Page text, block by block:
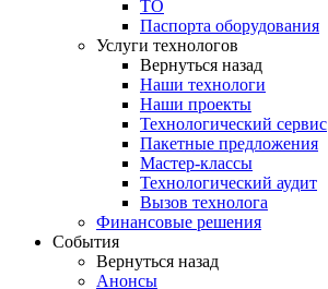
ТО
Паспорта оборудования
Услуги технологов
Вернуться назад
Наши технологи
Наши проекты
Технологический сервис
Пакетные предложения
Мастер-классы
Технологический аудит
Вызов технолога
Финансовые решения
События
Вернуться назад
Анонсы